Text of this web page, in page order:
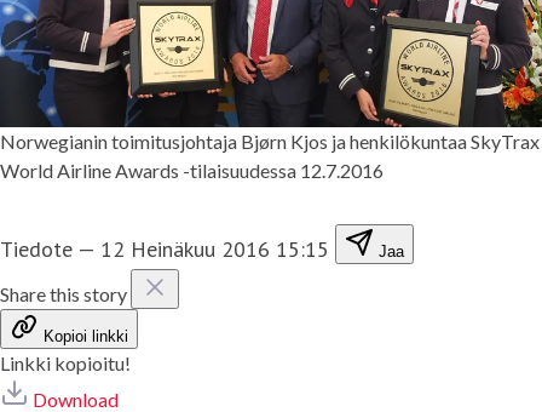
Norwegianin toimitusjohtaja Bjørn Kjos ja henkilökuntaa SkyTrax
World Airline Awards -tilaisuudessa 12.7.2016
Tiedote — 12 Heinäkuu 2016 15:15 Jaa
Share this story
Kopioi linkki
Linkki kopioitu!
Download